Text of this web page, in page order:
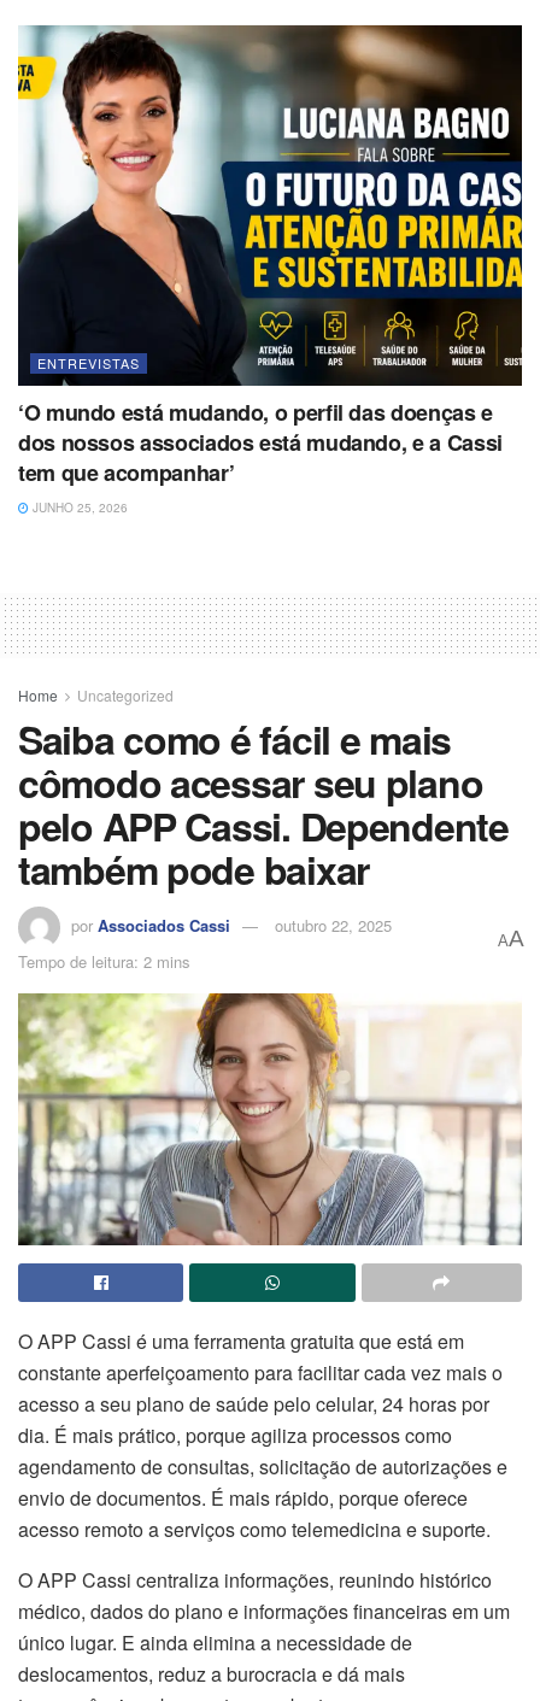
ENTREVISTAS
‘O mundo está mudando, o perfil das doenças e
dos nossos associados está mudando, e a Cassi
tem que acompanhar’
JUNHO 25, 2026
Home Uncategorized
Saiba como é fácil e mais
cômodo acessar seu plano
pelo APP Cassi. Dependente
também pode baixar
por Associados Cassi
outubro 22, 2025
Tempo de leitura: 2 mins
AA
O APP Cassi é uma ferramenta gratuita que está em
constante aperfeiçoamento para facilitar cada vez mais o
acesso a seu plano de saúde pelo celular, 24 horas por
dia. É mais prático, porque agiliza processos como
agendamento de consultas, solicitação de autorizações e
envio de documentos. É mais rápido, porque oferece
acesso remoto a serviços como telemedicina e suporte.
O APP Cassi centraliza informações, reunindo histórico
médico, dados do plano e informações financeiras em um
único lugar. E ainda elimina a necessidade de
deslocamentos, reduz a burocracia e dá mais